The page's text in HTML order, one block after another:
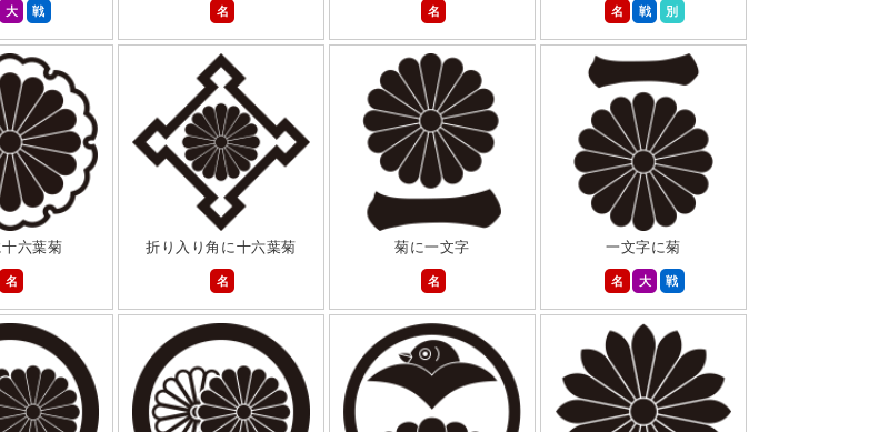
大 戦
名
名
名
戦 別
六葉菊
名
折り入り角に十六葉菊
名
菊に一文字
名
一文字に菊
名
大 戦